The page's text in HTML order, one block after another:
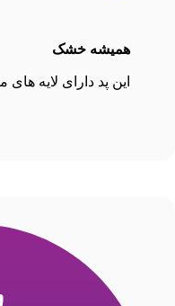
همیشه خشک
این پد دارای لایه